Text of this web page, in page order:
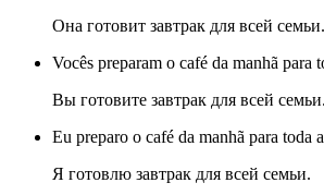
Она готовит завтрак для всей семьи.
Vocês preparam o café da manhã para
Вы готовите завтрак для всей семьи.
Eu preparo o café da manhã para toda
Я готовлю завтрак для всей семьи.